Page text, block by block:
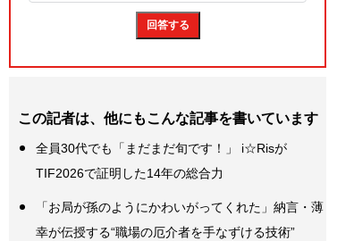
この記者は、他にもこんな記事を書いています
全員30代でも「まだまだ旬です！」 i☆Risが
TIF2026で証明した14年の総合力
「お局が孫のようにかわいがってくれた」納言・薄
幸が伝授する“職場の厄介者を手なずける技術”